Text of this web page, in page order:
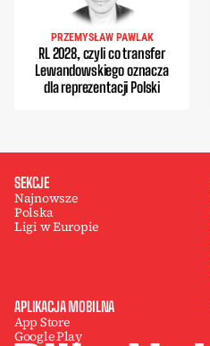
PRZEMYSŁAW PAWLAK
RL 2028, czyli co transfer
Lewandowskiego oznacza
dla reprezentacji Polski
SEKCJE
Najnowsze
Polska
Ligi w Europie
APLIKACJA MOBILNA
App Store
Google Play